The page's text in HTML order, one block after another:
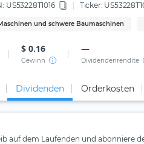
US53228T1016 Ticker:
und schwere Baumaschinen
$ 0.16
Gewinn
—
Dividendenrendite
Dividenden Orderkosten
auf dem Laufenden und abonniere